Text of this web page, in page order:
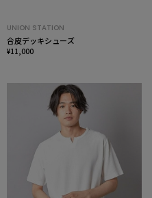
UNION STATION
合皮デッキシューズ
¥11,000